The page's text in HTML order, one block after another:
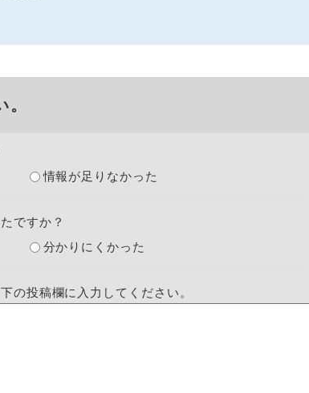
情報が足りなかった
ですか？
分かりにくかった
の投稿欄に入力してください。